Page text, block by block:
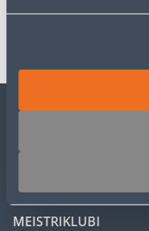
MEISTRIKLUBI